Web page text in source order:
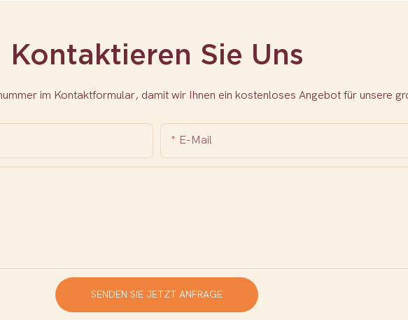
Kontaktieren Sie Uns
im Kontaktformular, damit wir Ihnen ein kostenloses Angebot für unsere
E-Mail
SENDEN SIE JETZT ANFRAGE